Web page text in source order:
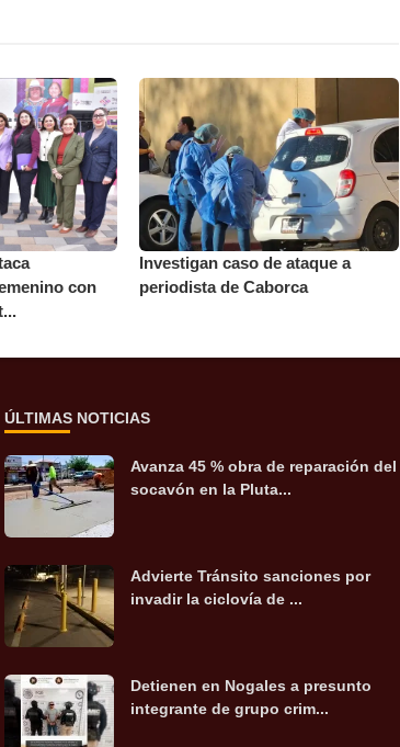
con
Investigan caso de ataque a
periodista de Caborca
ÚLTIMAS NOTICIAS
Avanza 45 % obra de reparación del
socavón en la Pluta...
Advierte Tránsito sanciones por
invadir la ciclovía de ...
Detienen en Nogales a presunto
integrante de grupo crim...